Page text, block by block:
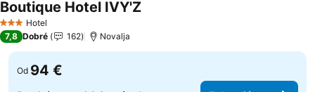
3 Počet hviezdičiek
Hotel
Boutique Hotel IVY'ZZobraziť ceny
7,8 Dobré 162 Novalja
Od 94 €